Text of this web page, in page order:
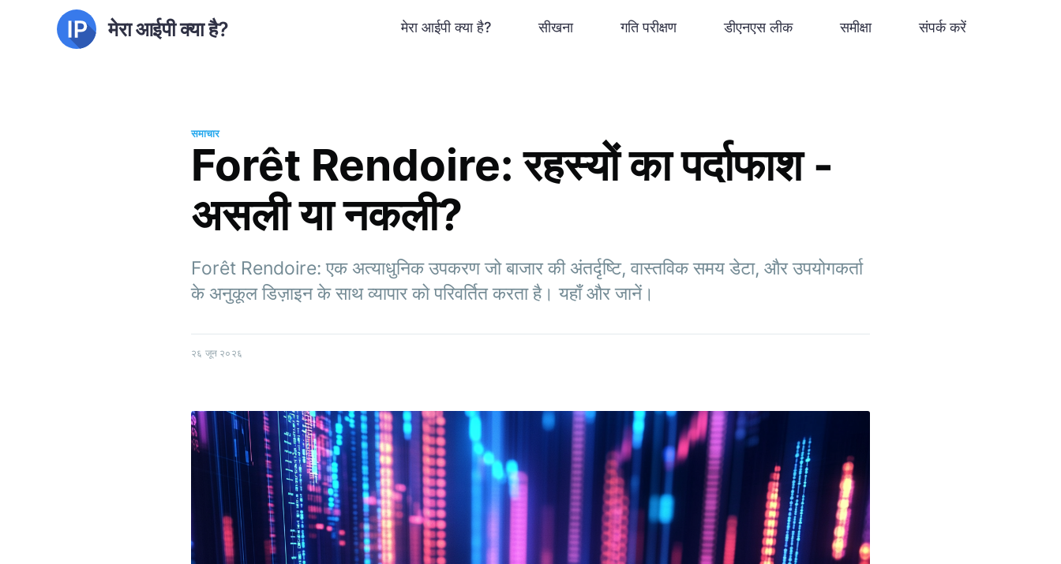
मेरा आईपी क्या है? मेरा आईपी क्या है? सीखना गति परीक्षण डीएनएस लीक समीक्षा संपर्क करें
समाचार
Forêt Rendoire: रहस्यों का पर्दाफाश -
असली या नकली?
Forêt Rendoire: एक अत्याधुनिक उपकरण जो बाजार की अंतर्दृष्टि, वास्तविक समय डेटा, और उपयोगकर्ता
के अनुकूल डिज़ाइन के साथ व्यापार को परिवर्तित करता है। यहाँ और जानें।
२६ जून २०२६